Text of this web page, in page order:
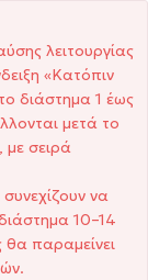
λειτουργίας
«Κατόπιν
διάστημα 1 έως
μετά το
με σειρά
να
10–14
παραμείνει